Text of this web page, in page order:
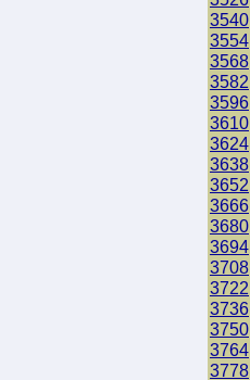
3540
3554
3568
3582
3596
3610
3624
3638
3652
3666
3680
3694
3708
3722
3736
3750
3764
3778